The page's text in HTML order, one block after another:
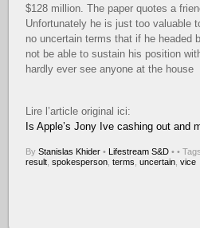
$128 million. The paper quotes a
Unfortunately he is just too valuable
no uncertain terms that if he headed
not be able to sustain his position
hardly ever see anyone at the house
Lire l’article original ici:
Is Apple’s Jony Ive cashing out and
ByStanislas Khider • Lifestream S&D • •
result ,spokesperson ,terms ,uncertain ,vice